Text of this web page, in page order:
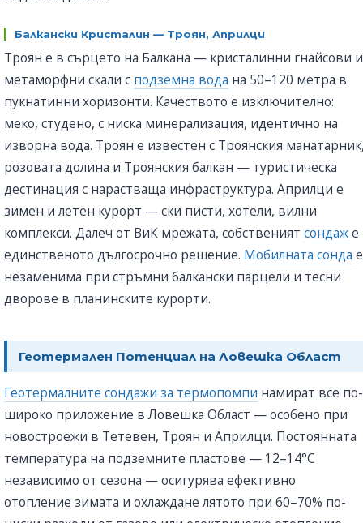
Балкански Кристалин — Троян, Априлци
Троян е в сърцето на Балкана — кристалинни гнайсови и
метаморфни скали с подземна вода на 50–120 метра в
пукнатинни хоризонти. Качеството е изключително:
меко, студено, с ниска минерализация, идентично на
изворна вода. Троян е известен с Троянския
розовата долина и Троянския балкан — туристическа
дестинация с нарастваща инфраструктура. Априлци е
зимен и летен курорт — ски писти, хотели, вилни
комплекси. Далеч от ВиК мрежата, собственият сондаже
единственото дългосрочно решение. Мобилната сонда е
незаменима при стръмни балкански парцели и тесни
дворове в планинските курорти.
Геотермален Потенциал на Ловешка Област
Геотермалните сондажи за термопомпи намират все по-
широко приложение в Ловешка Област — особено при
новостроежи в Тетевен, Троян и Априлци. Постоянната
температура на подземните пластове — 12–14°C
независимо от сезона — осигурява ефективно
отопление зимата и охлаждане лятото при 60–70% по-